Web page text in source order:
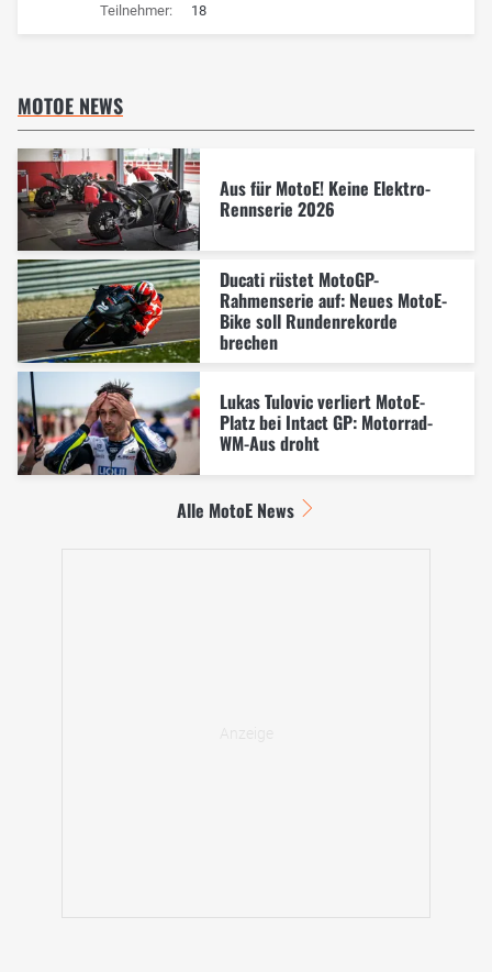
Teilnehmer: 18
MOTOE NEWS
Aus für MotoE! Keine Elektro-
Rennserie 2026
Ducati rüstet MotoGP-
Rahmenserie auf: Neues MotoE-
Bike soll Rundenrekorde
brechen
Lukas Tulovic verliert MotoE-
Platz bei Intact GP: Motorrad-
WM-Aus droht
Alle MotoE News